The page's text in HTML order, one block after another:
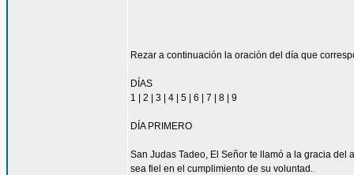
Rezar a continuación la oración del día que
DÍAS
1 | 2 | 3 | 4 | 5 | 6 | 7 | 8 | 9
DÍA PRIMERO
San Judas Tadeo, El Señor te llamó a la gracia
sea fiel en el cumplimiento de su voluntad.